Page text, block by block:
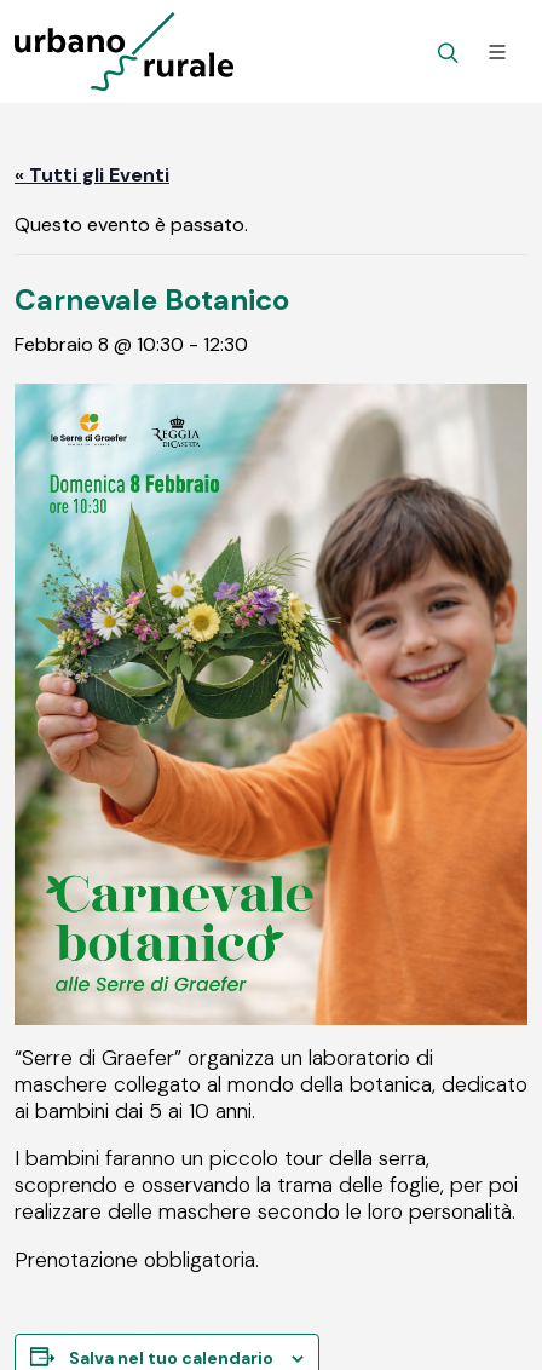
« Tutti gli Eventi
Questo evento è passato.
Carnevale Botanico
Febbraio 8 @ 10:30 - 12:30
“Serre di Graefer” organizza un laboratorio di
maschere collegato al mondo della botanica, dedicato
ai bambini dai 5 ai 10 anni.
I bambini faranno un piccolo tour della serra,
scoprendo e osservando la trama delle foglie, per poi
realizzare delle maschere secondo le loro personalità.
Prenotazione obbligatoria.
Salva nel tuo calendario